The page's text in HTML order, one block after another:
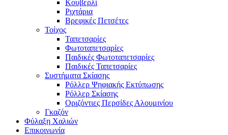
Κουβερλί
Ριχτάρια
Βρεφικές Πετσέτες
Τοίχος
Ταπετσαρίες
Φωτοταπετσαρίες
Παιδικές Φωτοταπετσαρίες
Παιδικές Ταπετσαρίες
Συστήματα Σκίασης
Ρόλλερ Ψηφιακής Εκτύπωσης
Ρόλλερ Σκίασης
Οριζόντιες Περσίδες Αλουμινίου
Γκαζόν
Φύλαξη Χαλιών
Επικοινωνία